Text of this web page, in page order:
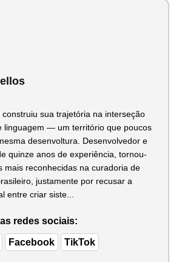
sua trajetória na interseção
linguagem — um território que poucos
desenvoltura. Desenvolvedor e
quinze anos de experiência, tornou-
mais reconhecidas na curadoria de
justamente por recusar a
entre criar siste...
redes sociais:
Facebook TikTok